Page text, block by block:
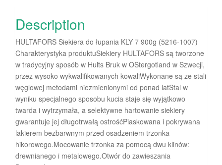
Description
HULTAFORS Siekiera do łupania KLY 7 900g (5216-1007)
Charakterystyka produktuSiekiery HULTAFORS są tworzone
w tradycyjny sposób w Hults Bruk w OStergotland w Szwecji,
przez wysoko wykwalifikowanych kowaliWykonane są ze stali
węglowej metodami niezmienionymi od ponad latStal w
wyniku specjalnego sposobu kucia staje się wyjątkowo
twarda i wytrzymała, a selektywne hartowanie siekiery
gwarantuje jej długotrwałą ostrośćPiaskowana i pokrywana
lakierem bezbarwnym przed osadzeniem trzonka
hikorowego.Mocowanie trzonka za pomocą dwu klinów:
drewnianego i metalowego.Otwór do zawieszania